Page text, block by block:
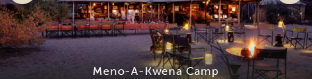
Meno-A-Kwena Camp